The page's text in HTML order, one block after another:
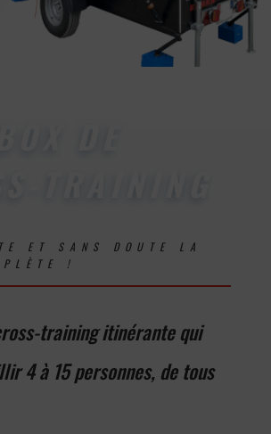
ET SANS DOUTE LA
!
training itinérante qui
4 à 15personnes, de tous